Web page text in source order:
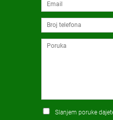
Slanjem poruke